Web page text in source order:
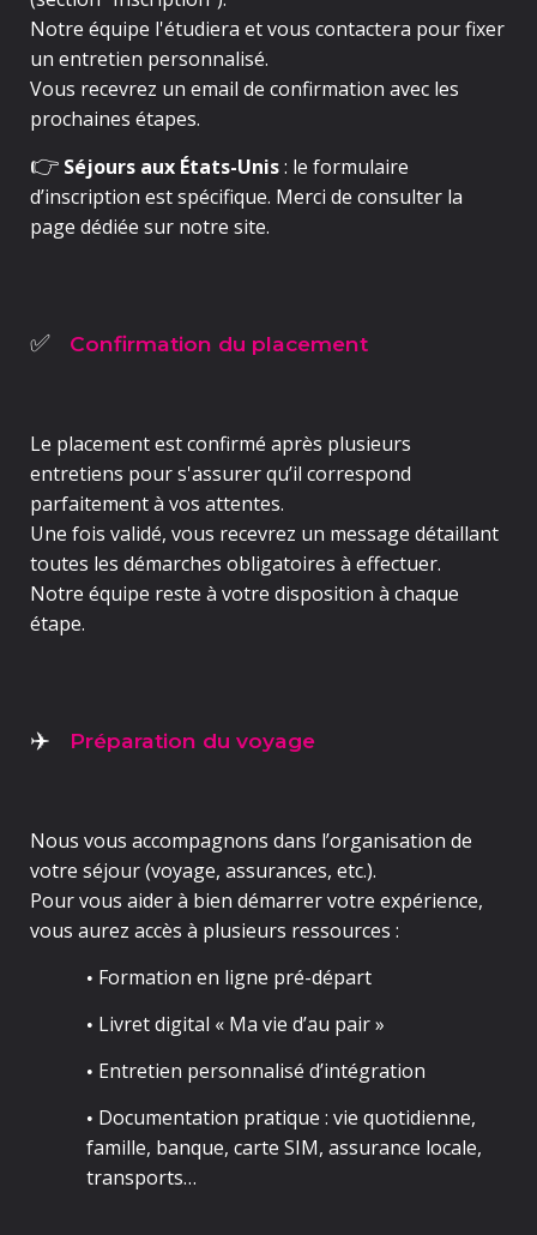
Notre équipe l'étudiera et vous contactera pour fixer
un entretien personnalisé.
Vous recevrez un email de confirmation avec les
prochaines étapes.
👉 Séjours aux États-Unis: le formulaire
d’inscription est spécifique. Merci de consulter la
page dédiée sur notre site.
✅ Confirmation du placement
Le placement est confirmé après plusieurs
entretiens pour s'assurer qu’il correspond
parfaitement à vos attentes.
Une fois validé, vous recevrez un message détaillant
toutes les démarches obligatoires à effectuer.
Notre équipe reste à votre disposition à chaque
étape.
✈️ Préparation du voyage
Nous vous accompagnons dans l’organisation de
votre séjour(voyage, assurances, etc.).
Pour vous aider à bien démarrer votre expérience,
vous aurez accès à plusieurs ressources :
• Formation en ligne pré-départ
• Livret digital « Ma vie d’au pair»
• Entretien personnalisé d’intégration
• Documentation pratique : vie quotidienne,
famille, banque, carte SIM, assurance locale,
transports…